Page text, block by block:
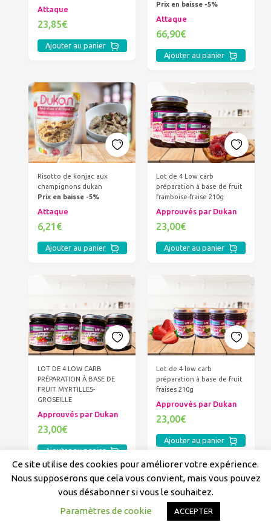
Attaque
23,85€
Ajouter au panier
Prix en baisse -5%
Attaque
66,90€
Ajouter au panier
Risotto de konjac aux
champignons dukan
Prix en baisse -5%
Attaque
6,21€
Ajouter au panier
Lot de 4 Low carb
préparation à base de fruit
framboise-fraise 210g
Approuvés par Dukan
23,00€
Ajouter au panier
LOT DE 4 LOW CARB
PRÉPARATION À BASE DE
FRUIT MYRTILLES-
GROSEILLE
Approuvés par Dukan
23,00€
Ajouter au panier
Lot de 4 low carb
préparation à base de fruit
fraises 210g
Approuvés par Dukan
23,00€
Ajouter au panier
Ce site utilise des cookies pour améliorer votre expérience.
Nous supposerons que cela vous convient, mais vous pouvez
vous désabonner si vous le souhaitez.
Paramètres de cookie
ACCEPTER